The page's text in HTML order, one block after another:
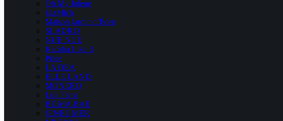
Oh My Jolene
kázMich
Maison Jardin d’Éden
SLADKO
NUE NUE
Katisha Like It
Pride
LA DEA
ELLE LAND
MONERO
Luli Fama
BE.MA.BAE
JENEE MER